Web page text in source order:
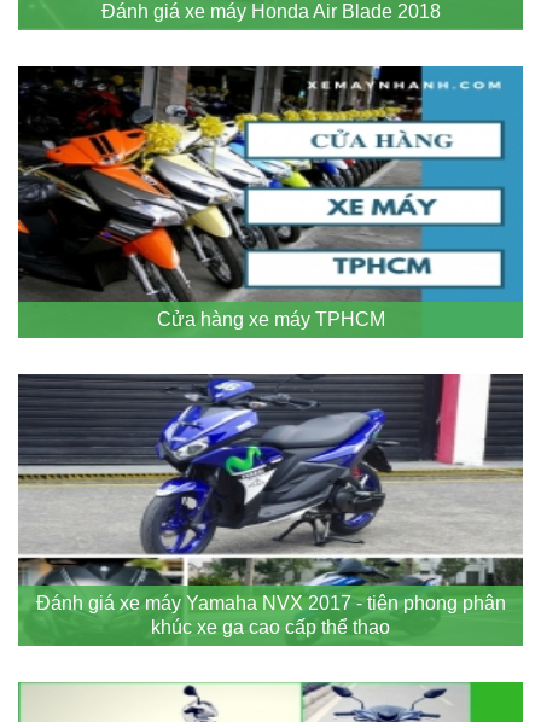
Đánh giá xe máy Honda Air Blade 2018
Cửa hàng xe máy TPHCM
Đánh giá xe máy Yamaha NVX 2017 - tiên phong phân
khúc xe ga cao cấp thể thao